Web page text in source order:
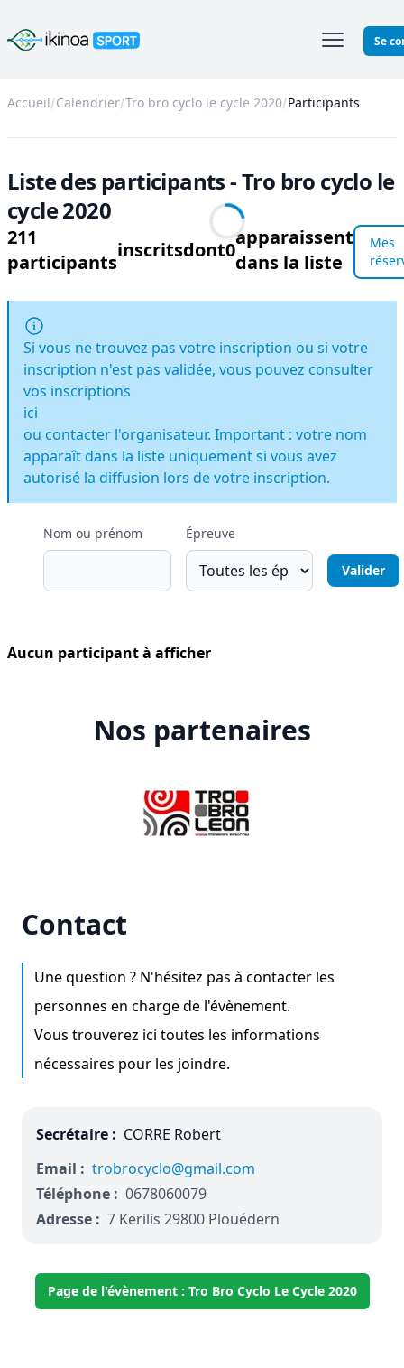
Ikinoa Sport Se
Accueil Calendrier Tro bro cyclo le cycle 2020 Participants
Liste des participants - Tro bro cyclo le
cycle 2020
211
participants
inscritsdont0
apparaissent
dans la liste
Mes
Si vous ne trouvez pas votre inscription ou si votre
inscription n'est pas validée, vous pouvez consulter
vos inscriptions
ici
ou contacter l'organisateur. Important : votre nom
apparaît dans la liste uniquement si vous avez
autorisé la diffusion lors de votre inscription.
Nom ou prénom Épreuve
Aucun participant à afficher
Nos partenaires
Contact
Une question ? N'hésitez pas à contacter les
personnes en charge de l'évènement.
Vous trouverez ici toutes les informations
nécessaires pour les joindre.
Secrétaire : CORRE Robert
Email : trobrocyclo@gmail.com
Téléphone : 0678060079
Adresse : 7 Kerilis 29800 Plouédern
Page de l'évènement : Tro Bro Cyclo Le Cycle 2020